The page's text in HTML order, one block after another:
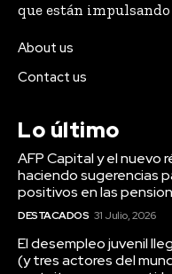
que están
About us
Contact us
Lo último
AFP Capital y el nuevo
haciendo sugerencias
positivos en las
DESTACADOS 31 Julio, 2026
El desempleo juvenil
(y tres actores del